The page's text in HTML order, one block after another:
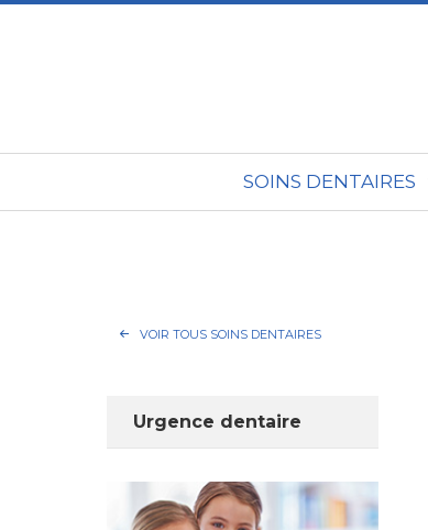
SOINS DENTAIRES
VOIR TOUS SOINS DENTAIRES
Urgence dentaire